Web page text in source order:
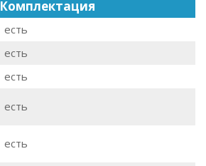
Комплектация
есть
есть
есть
есть
есть